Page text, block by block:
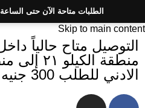
Skip to navigation
Skip to main content
التوصيل متاح حالياً
منطقة
الادني للطلب 300 جنيه
الطلبات متاحة الآن حتى الساعة 1:30 صباحًا بتوقيت